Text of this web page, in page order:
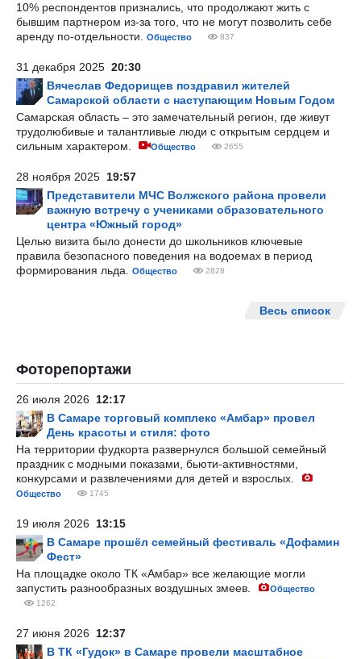
10% респондентов признались, что продолжают жить с
бывшим партнером из-за того, что не могут позволить себе
аренду по-отдельности.
Общество 837
31 декабря 2025 20:30
Вячеслав Федорищев поздравил жителей
Самарской области с наступающим Новым Годом
Самарская область – это замечательный регион, где живут
трудолюбивые и талантливые люди с открытым сердцем и
сильным характером.
Общество 2655
28 ноября 2025 19:57
Представители МЧС Волжского района провели
важную встречу с учениками образовательного
центра «Южный город»
Целью визита было донести до школьников ключевые
правила безопасного поведения на водоемах в период
формирования льда.
Общество 2828
Весь список
Фоторепортажи
26 июля 2026 12:17
В Самаре торговый комплекс «Амбар» провел
День красоты и стиля: фото
На территории фудкорта развернулся большой семейный
праздник с модными показами, бьюти-активностями,
конкурсами и развлечениями для детей и взрослых.
Общество 1745
19 июля 2026 13:15
В Самаре прошёл семейный фестиваль «Дофамин
Фест»
На площадке около ТК «Амбар» все желающие могли
запустить разнообразных воздушных змеев.
Общество
1262
27 июня 2026 12:37
В ТК «Гудок» в Самаре провели масштабное